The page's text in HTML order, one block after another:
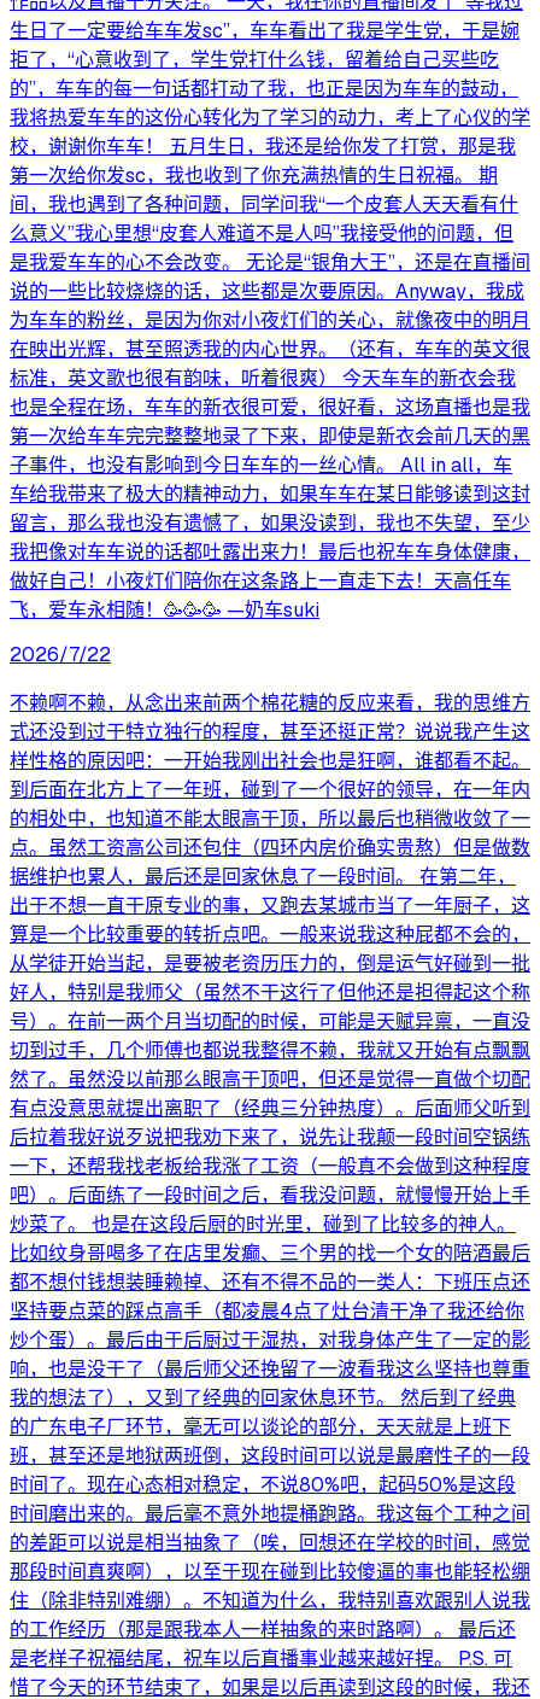
生日了一定要给车车发sc”，车车看出了我是学生党，于是婉
拒了，“心意收到了，学生党打什么钱，留着给自己买些吃
的”，车车的每一句话都打动了我，也正是因为车车的鼓动，
我将热爱车车的这份心转化为了学习的动力，考上了心仪的学
校，谢谢你车车！ 五月生日，我还是给你发了打赏，那是我
第一次给你发sc，我也收到了你充满热情的生日祝福。 期
间，我也遇到了各种问题，同学问我“一个皮套人天天看有什
么意义”我心里想“皮套人难道不是人吗”我接受他的问题，但
是我爱车车的心不会改变。 无论是“银角大王”，还是在直播间
说的一些比较烧烧的话，这些都是次要原因。Anyway，我成
为车车的粉丝，是因为你对小夜灯们的关心，就像夜中的明月
在映出光辉，甚至照透我的内心世界。（还有，车车的英文很
标准，英文歌也很有韵味，听着很爽） 今天车车的新衣会我
也是全程在场，车车的新衣很可爱，很好看，这场直播也是我
第一次给车车完完整整地录了下来，即使是新衣会前几天的黑
子事件，也没有影响到今日车车的一丝心情。 All in all，车
车给我带来了极大的精神动力，如果车车在某日能够读到这封
留言，那么我也没有遗憾了，如果没读到，我也不失望，至少
我把像对车车说的话都吐露出来力！最后也祝车车身体健康，
做好自己！小夜灯们陪你在这条路上一直走下去！天高任车
飞，爱车永相随！🥳🥳🥳 —奶车suki
2026/7/22
不赖啊不赖，从念出来前两个棉花糖的反应来看，我的思维方
式还没到过于特立独行的程度，甚至还挺正常？说说我产生这
样性格的原因吧：一开始我刚出社会也是狂啊，谁都看不起。
到后面在北方上了一年班，碰到了一个很好的领导，在一年内
的相处中，也知道不能太眼高于顶，所以最后也稍微收敛了一
点。虽然工资高公司还包住（四环内房价确实贵熬）但是做数
据维护也累人，最后还是回家休息了一段时间。 在第二年，
出于不想一直干原专业的事，又跑去某城市当了一年厨子，这
算是一个比较重要的转折点吧。一般来说我这种屁都不会的，
从学徒开始当起，是要被老资历压力的，倒是运气好碰到一批
好人，特别是我师父（虽然不干这行了但他还是担得起这个称
号）。在前一两个月当切配的时候，可能是天赋异禀，一直没
切到过手，几个师傅也都说我整得不赖，我就又开始有点飘飘
然了。虽然没以前那么眼高于顶吧，但还是觉得一直做个切配
有点没意思就提出离职了（经典三分钟热度）。后面师父听到
后拉着我好说歹说把我劝下来了，说先让我颠一段时间空锅练
一下，还帮我找老板给我涨了工资（一般真不会做到这种程度
吧）。后面练了一段时间之后，看我没问题，就慢慢开始上手
炒菜了。 也是在这段后厨的时光里，碰到了比较多的神人。
比如纹身哥喝多了在店里发癫、三个男的找一个女的陪酒最后
都不想付钱想装睡赖掉、还有不得不品的一类人：下班压点还
坚持要点菜的踩点高手（都凌晨4点了灶台清干净了我还给你
炒个蛋）。最后由于后厨过于湿热，对我身体产生了一定的影
响，也是没干了（最后师父还挽留了一波看我这么坚持也尊重
我的想法了），又到了经典的回家休息环节。 然后到了经典
的广东电子厂环节，毫无可以谈论的部分，天天就是上班下
班，甚至还是地狱两班倒，这段时间可以说是最磨性子的一段
时间了。现在心态相对稳定，不说80%吧，起码50%是这段
时间磨出来的。最后毫不意外地提桶跑路。我这每个工种之间
的差距可以说是相当抽象了（唉，回想还在学校的时间，感觉
那段时间真爽啊），以至于现在碰到比较傻逼的事也能轻松绷
住（除非特别难绷）。不知道为什么，我特别喜欢跟别人说我
的工作经历（那是跟我本人一样抽象的来时路啊）。 最后还
是老样子祝福结尾，祝车以后直播事业越来越好捏。 P.S. 可
惜了今天的环节结束了，如果是以后再读到这段的时候，我还